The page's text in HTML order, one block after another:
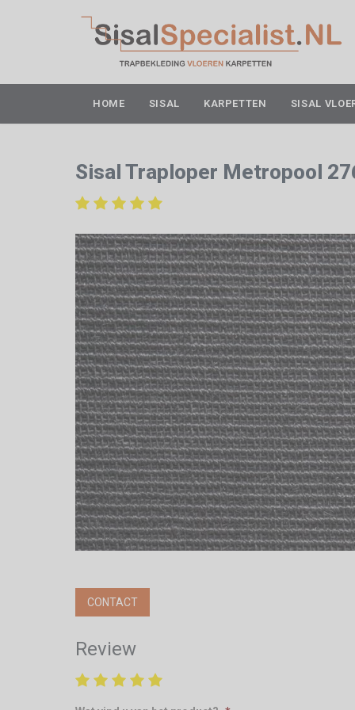
HOME SISAL KARPETTEN SISAL
Sisal Traploper Metropool
CONTACT
Review